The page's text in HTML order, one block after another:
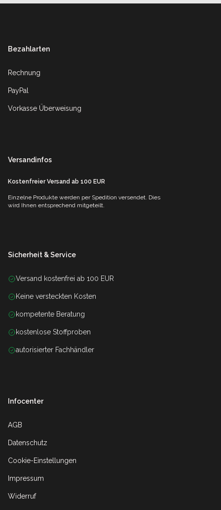
Bezahlarten
Rechnung
PayPal
Vorkasse Überweisung
Versandinfos
Kostenfreier Versand ab 100 EUR
Einzelne Produkte werden per Spedition versendet. Dies
wird Ihnen entsprechend mitgeteilt.
Sicherheit & Service
Versand kostenfrei ab 100 EUR
Keine versteckten Kosten
kompetente Beratung
kostenlose Stoffproben
autorisierter Fachhändler
Infocenter
AGB
Datenschutz
Cookie-Einstellungen
Impressum
Widerruf